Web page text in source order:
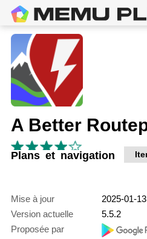
Plans et navigation
Mise à jour
2025-01-13
Version actuelle
5.5.2
Proposée par